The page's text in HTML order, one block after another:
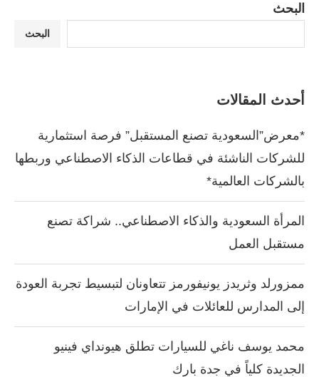
البحث
البحث
أحدث المقالات
*معرض”السعودية تصنع المستقبل” فرصة استثمارية
للشركات الناشئة في قطاعات الذكاء الاصطناعي وربطها
بالشركات العالمية*
المرأة السعودية والذكاء الاصطناعي.. شراكة تصنع
مستقبل العمل
ممزورلد وثريدز يونيفورمز تتعاونان لتبسيط تجربة العودة
إلى المدارس للعائلات في الإمارات
محمد يوسف ناغي للسيارات تطلق هيونداي فينيو
الجديدة كلياً في جدة بارك